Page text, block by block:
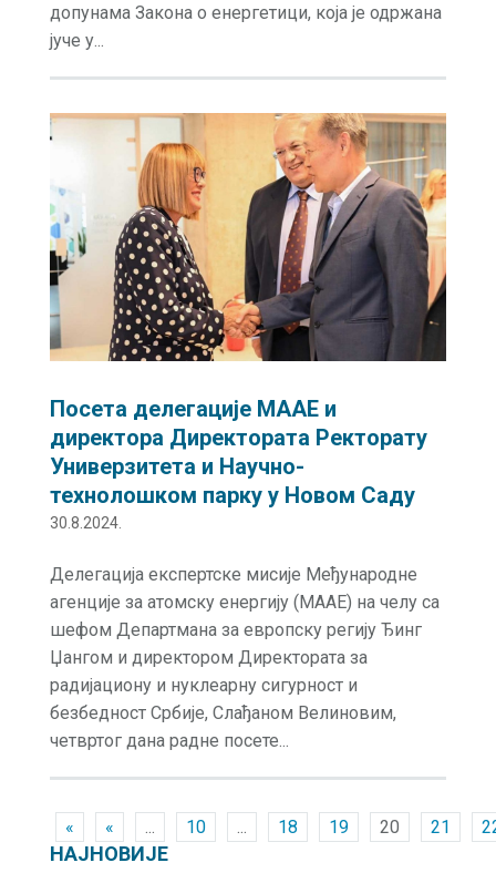
допунама Закона о енергетици, која је одржана
јуче у...
Посета делегације МААЕ и
директора Директората Ректорату
Универзитета и Научно-
технолошком парку у Новом Саду
30.8.2024.
Делегација експертске мисије Међународне
агенције за атомску енергију (МААЕ) на челу са
шефом Департмана за европску регију Ђинг
Џангом и директором Директората за
радијациону и нуклеарну сигурност и
безбедност Србије, Слађаном Велиновим,
четвртог дана радне посете...
« « ... 10 ... 18 19 20 21
НАЈНОВИЈЕ